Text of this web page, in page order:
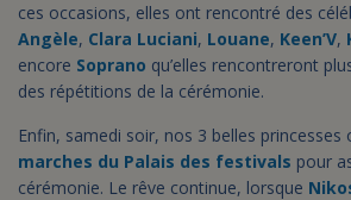
ces occasions, elles ont rencontré des
Angèle, Clara Luciani, Louane, Keen’V,
encore Soprano qu’elles rencontreront
des répétitions de la cérémonie.
Enfin, samedi soir, nos 3 belles
marches du Palais des festivals pour
cérémonie. Le rêve continue, lorsque